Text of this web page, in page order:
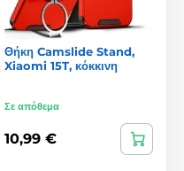
Θήκη Camslide Stand,
Xiaomi 15T, κόκκινη
Σε απόθεμα
10,99 €